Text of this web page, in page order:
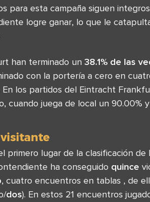
para esta campaña siguen
logre ganar, lo que le
han terminado un 38.1% de las
con la portería a cero en
los partidos del Eintracht
cuando juega de local un 90.00%
primero lugar de la clasificación de
ha conseguido quince
, cuatro encuentros en tablas , de
dos). En estos 21 encuentros